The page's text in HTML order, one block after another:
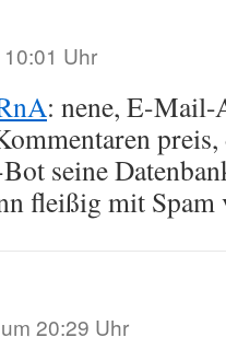
Uhr
: nene, E-Mail-
preis,
seine
fleißig mit
20:29 Uhr